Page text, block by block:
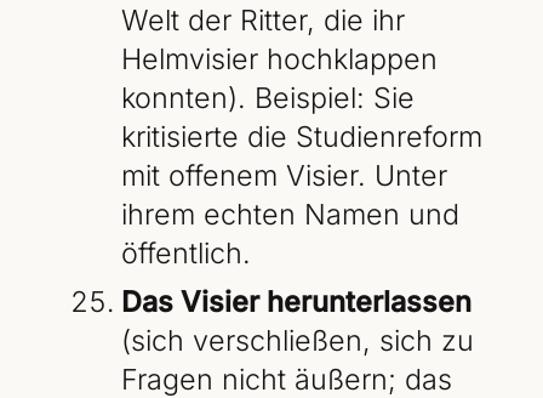
Welt der Ritter, die ihr
Helmvisier hochklappen
konnten). Beispiel: Sie
kritisierte die Studienreform
mit offenem Visier. Unter
ihrem echten Namen und
öffentlich.
Das Visier herunterlassen
(sich verschließen, sich zu
Fragen nicht äußern; das